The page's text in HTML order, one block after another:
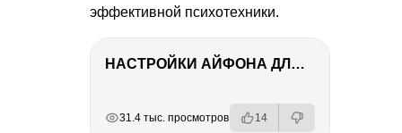
эффективной психотехники.
НАСТРОЙКИ АЙФОНА ДЛЯ ФОТО И ВИДЕО
31.4 тыс. просмотров 14